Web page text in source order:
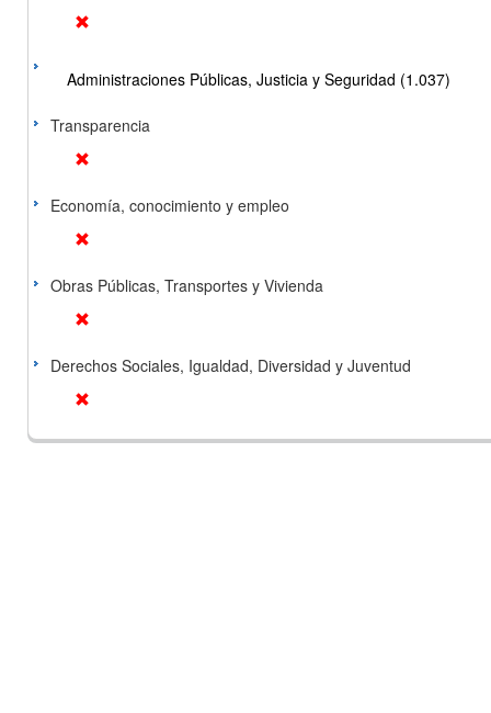
Administraciones Públicas, Justicia y Seguridad (1.037)
Transparencia
Economía, conocimiento y empleo
Obras Públicas, Transportes y Vivienda
Derechos Sociales, Igualdad, Diversidad y Juventud